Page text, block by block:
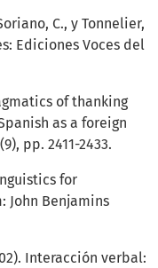
C., y Tonnelier,
Ediciones Voces del
of thanking
as a foreign
pp. 2411-2433.
for
John Benjamins
Interacción verbal: